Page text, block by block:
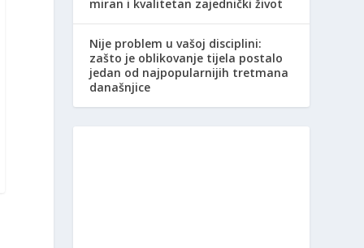
miran i kvalitetan zajednički život
Nije problem u vašoj disciplini:
zašto je oblikovanje tijela postalo
jedan od najpopularnijih tretmana
današnjice